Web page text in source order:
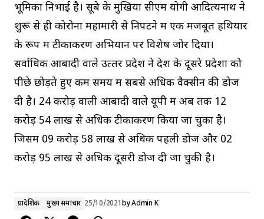
भूमिका निभाई है। सूबे के मुखिया सीएम योगी आदित्यनाथ ने
शुरू से ही कोरोना महामारी से निपटने में एक मजबूत हथियार
के रूप में टीकाकरण अभियान पर विशेष जोर दिया।
सर्वाधिक आबादी वाले उत्‍तर प्रदेश ने देश के दूसरे प्रदेशों को
पीछे छोड़ते हुए कम समय में सबसे अधिक वैक्‍सीन की डोज
दी है। 24 करोड़ वाली आबादी वाले यूपी में अब तक 12
करोड़ 54 लाख से अधिक टीकाकरण किया जा चुका है।
जिसमें 09 करोड़ 58 लाख से अधिक पहली डोज और 02
करोड़ 95 लाख से अधिक दूसरी डोज दी जा चुकी है।
प्रादेशिक मुख्य समाचार 25/10/2021byAdmin K